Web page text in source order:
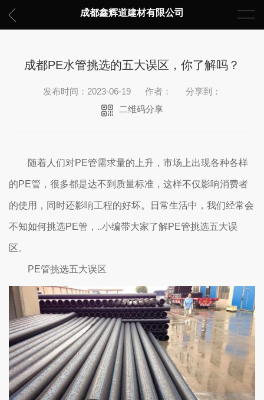
成都鑫辉道建材有限公司
成都PE水管挑选的五大误区，你了解吗？
发布时间：2023-06-19 作者：
分享到：
二维码分享
随着人们对PE管需求量的上升，市场上出现各种各样
的PE管，很多都是达不到质量标准，这样不仅影响消费者
的使用，同时还影响工程的好坏。日常生活中，我们经常会
不知如何挑选PE管，..小编带大家了解PE管挑选五大误
区。
PE管挑选五大误区